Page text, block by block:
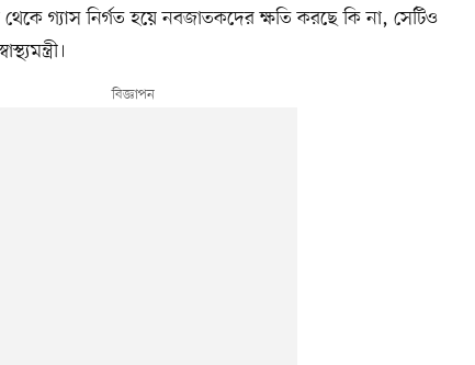
থেকে গ্যাস নির্গত হয়ে নবজাতকদের ক্ষতি করছে কি না, সেটিও